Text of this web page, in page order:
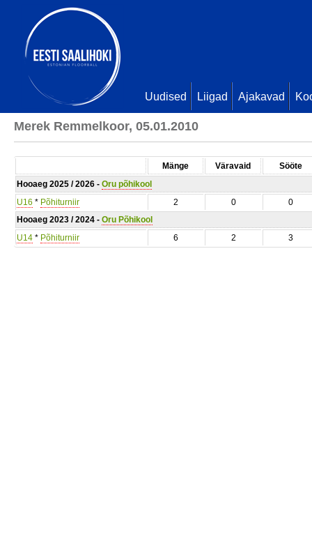
Uudised Liigad Ajakavad
Merek Remmelkoor, 05.01.2010
Mänge Väravaid
Sööte
Hooaeg 2025 / 2026 - Oru põhikool
U16 * Põhiturniir 2 0
0
Hooaeg 2023 / 2024 - Oru Põhikool
U14 * Põhiturniir 6 2 3